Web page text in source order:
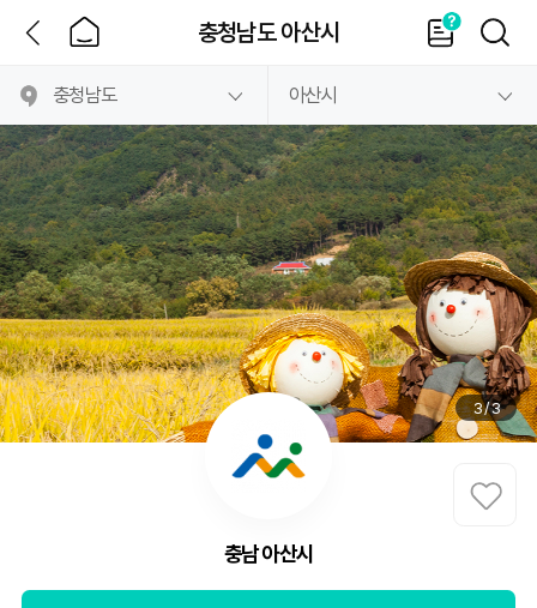
뒤
홈
충청남도 아산시
가
이
검
색
3/3
충남 아산시
심
지